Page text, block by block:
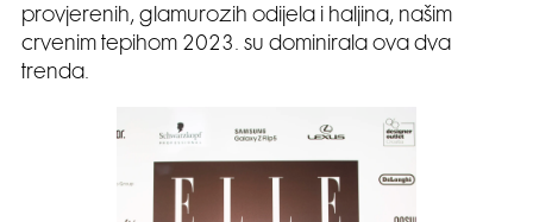
provjerenih, glamurozih odijela i haljina, našim
crvenim tepihom 2023. su dominirala ova dva
trenda.